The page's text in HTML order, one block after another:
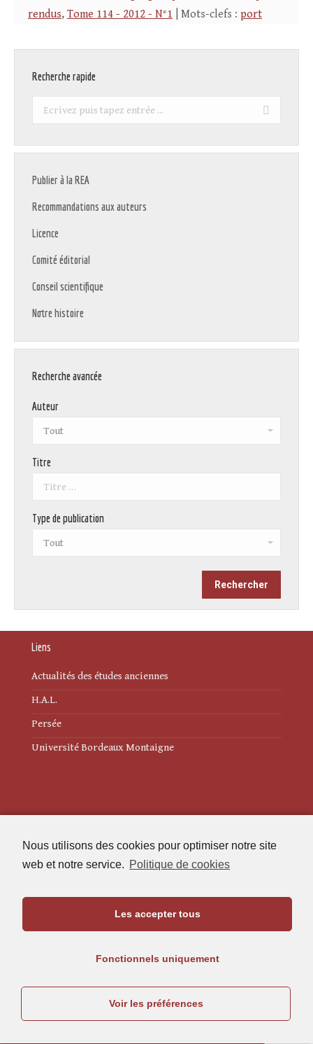
Nous utilisons des cookies pour optimiser notre site
web et notre service. Politique de cookies
Les accepter tous
Fonctionnels uniquement
Voir les préférences
rendus, Tome 114 - 2012 - N°1 | Mots-clefs : port
Recherche rapide
Recherche
Publier à la REA
Recommandations aux auteurs
Licence
Comité éditorial
Conseil scientifique
Notre histoire
Recherche avancée
Auteur
Titre
Type de publication
Liens
Actualités des études anciennes
H.A.L.
Persée
Université Bordeaux Montaigne
Politique de cookies (UE)
Maison de l'Archéologie
05.57.12.45.63
rea@u-bordeaux-montaigne.fr